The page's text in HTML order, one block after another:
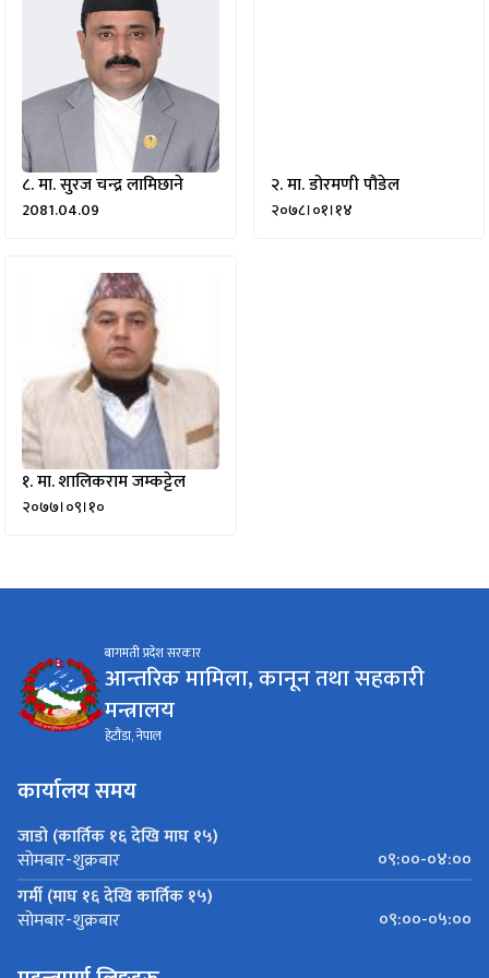
८.मा. सुरज चन्द्र लामिछाने
2081.04.09
२.मा. डोरमणी पौडेल
२०७८।०१।१४
१.मा. शालिकराम जम्कट्टेल
२०७७।०९।१०
बागमती प्रदेश सरकार
आन्तरिक मामिला, कानून तथा सहकारी
मन्त्रालय
हेटौंडा, नेपाल
कार्यालय समय
जाडो (कार्तिक १६ देखि माघ १५)
सोमबार-शुक्रबार
०९:००-०४:००
गर्मी (माघ १६ देखि कार्तिक १५)
सोमबार-शुक्रबार ०९:००-०५:००